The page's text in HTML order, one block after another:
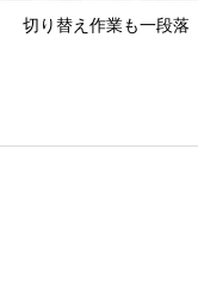
切り替え作業も一段落